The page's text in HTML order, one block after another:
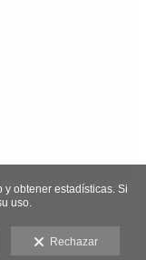
obtener estadísticas. Si
uso.
Rechazar